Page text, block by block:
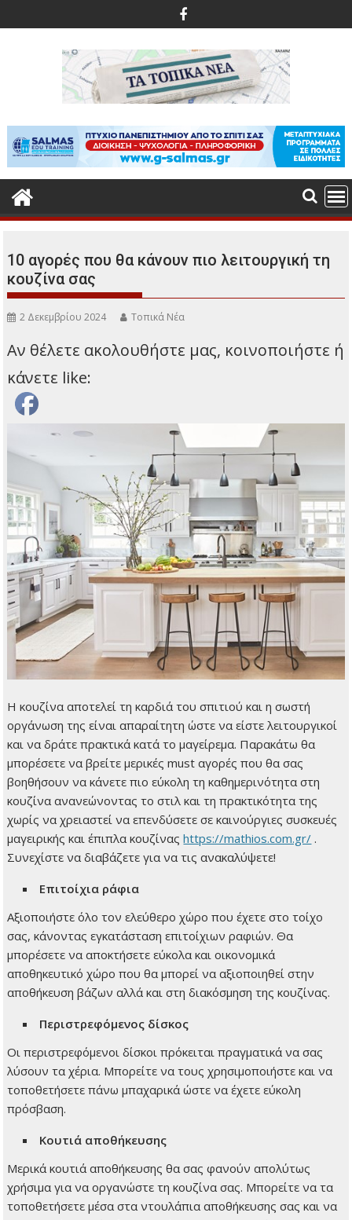
στο
περιεχόμενο
10 αγορές που θα κάνουν πιο λειτουργική τη
κουζίνα σας
2 Δεκεμβρίου 2024 Τοπικά Νέα
Αν θέλετε ακολουθήστε μας, κοινοποιήστε ή
κάνετε like:
Η κουζίνα αποτελεί τη καρδιά του σπιτιού και η σωστή
οργάνωση της είναι απαραίτητη ώστε να είστε λειτουργικοί
και να δράτε πρακτικά κατά το μαγείρεμα. Παρακάτω θα
μπορέσετε να βρείτε μερικές must αγορές που θα σας
βοηθήσουν να κάνετε πιο εύκολη τη καθημερινότητα στη
κουζίνα ανανεώνοντας το στιλ και τη πρακτικότητα της
χωρίς να χρειαστεί να επενδύσετε σε καινούργιες συσκευές
μαγειρικής και έπιπλα κουζίναςhttps://mathios.com.gr/ .
Συνεχίστε να διαβάζετε για να τις ανακαλύψετε!
Επιτοίχια ράφια
Αξιοποιήστε όλο τον ελεύθερο χώρο που έχετε στο τοίχο
σας, κάνοντας εγκατάσταση επιτοίχιων ραφιών. Θα
μπορέσετε να αποκτήσετε εύκολα και οικονομικά
αποθηκευτικό χώρο που θα μπορεί να αξιοποιηθεί στην
αποθήκευση βάζων αλλά και στη διακόσμηση της κουζίνας.
Περιστρεφόμενος δίσκος
Οι περιστρεφόμενοι δίσκοι πρόκειται πραγματικά να σας
λύσουν τα χέρια. Μπορείτε να τους χρησιμοποιήστε και να
τοποθετήσετε πάνω μπαχαρικά ώστε να έχετε εύκολη
πρόσβαση.
Κουτιά αποθήκευσης
Μερικά κουτιά αποθήκευσης θα σας φανούν απολύτως
χρήσιμα για να οργανώστε τη κουζίνα σας. Μπορείτε να τα
τοποθετήσετε μέσα στα ντουλάπια αποθήκευσης σας και να